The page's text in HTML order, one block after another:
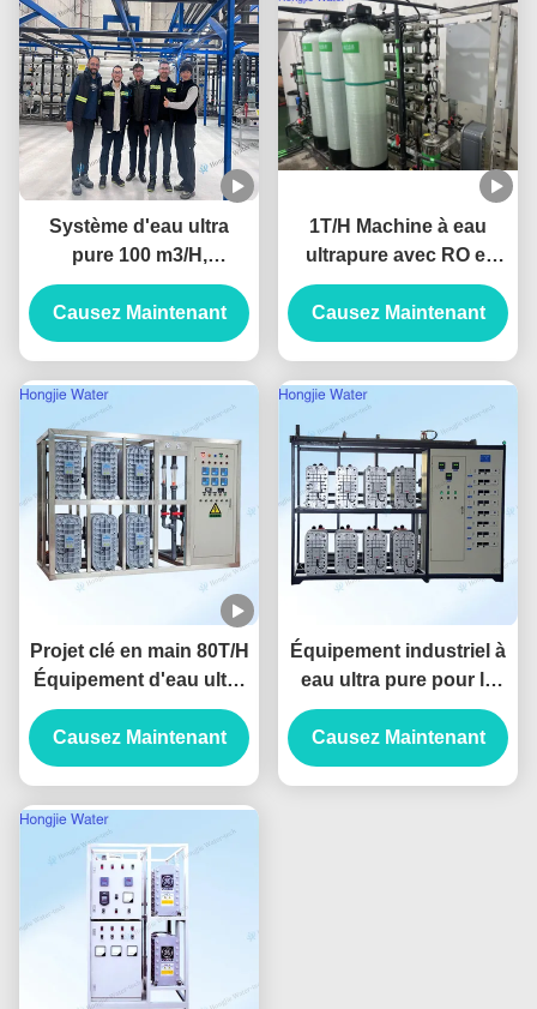
Système d'eau ultra
pure 100 m3/H,
purificateur d'eau
industriel avec unités
UF+RO+EDI
Causez Maintenant
1T/H Machine à eau
ultrapure avec RO et
EDI
Causez Maintenant
Projet clé en main 80T/H
Équipement d'eau ultra
pure pour le nettoyage
des panneaux
d'affichage
Causez Maintenant
Équipement industriel à
eau ultra pure pour la
lithographie
Causez Maintenant